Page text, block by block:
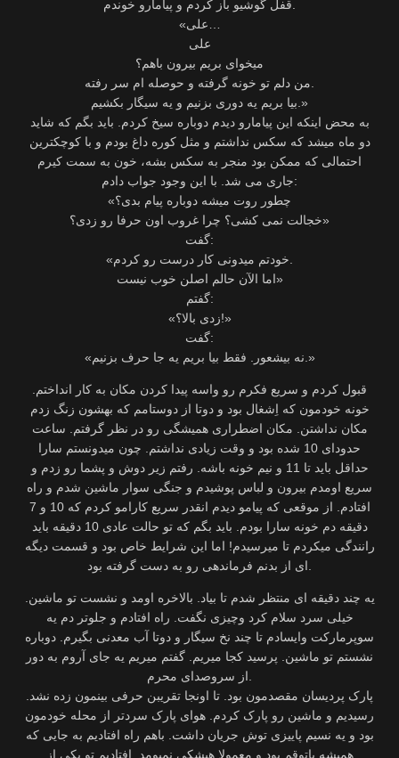
علی
میخوای بریم بیرون باهم؟
بیا بریم یه دوری بزنیم و یه سیگار بکشیم.»
به محض اینکه این پیامارو دیدم دوباره سیخ کردم. باید بگم که شاید
دو ماه میشد که سکس نداشتم و مثل کوره داغ بودم و با کوچکترین
احتمالی که ممکن بود منجر به سکس بشه، خون به سمت کیرم
جاری می شد. با این وجود جواب دادم:
«چطور روت میشه دوباره پیام بدی؟
خجالت نمی کشی؟ چرا غروب اون حرفا رو زدی؟»
گفت:
اما الآن حالم اصلن خوب نیست»
گفتم:
«زدی بالا؟!»
گفت:
«نه بیشعور. فقط بیا بریم یه جا حرف بزنیم.»
قبول کردم و سریع فکرم رو واسه پیدا کردن مکان به کار انداختم.
خونه خودمون که اِشغال بود و دوتا از دوستامم که بهشون زنگ زدم
مکان نداشتن. مکان اضطراری همیشگی رو در نظر گرفتم. ساعت
حدودای 10 شده بود و وقت زیادی نداشتم. چون میدونستم سارا
حداقل باید تا 11 و نیم خونه باشه. رفتم زیر دوش و پشما رو زدم و
سریع اومدم بیرون و لباس پوشیدم و جنگی سوار ماشین شدم و راه
افتادم. از موقعی که پیامو دیدم انقدر سریع کارامو کردم که 10 و 7
دقیقه دم خونه سارا بودم. باید بگم که تو حالت عادی 10 دقیقه باید
رانندگی میکردم تا میرسیدم! اما این شرایط خاص بود و قسمت دیگه
یه چند دقیقه ای منتظر شدم تا بیاد. بالاخره اومد و نشست تو ماشین.
خیلی سرد سلام کرد وچیزی نگفت. راه افتادم و جلوتر دم یه
سوپرمارکت وایسادم تا چند نخ سیگار و دوتا آب معدنی بگیرم. دوباره
نشستم تو ماشین. پرسید کجا میریم. گفتم میریم یه جای آروم به دور
پارک پردیسان مقصدمون بود. تا اونجا تقریبن حرفی بینمون زده نشد.
رسیدیم و ماشین رو پارک کردم. هوای پارک سردتر از محله خودمون
بود و یه نسیم پاییزی توش جریان داشت. باهم راه افتادیم به جایی که
همیشه پاتوقم بود و معمولا هیشکی نمیومد. افتادیم تو یکی از